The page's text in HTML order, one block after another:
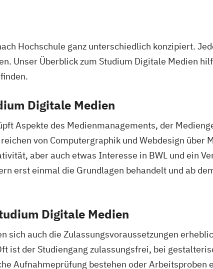
Hochschule ganz unterschiedlich konzipiert.
Unser Überblick zum Studium Digitale Medien
Digitale Medien
Aspekte des Medienmanagements, der
von Computergraphik und Webdesign über
aber auch etwas Interesse in BWL und ein
erst einmal die Grundlagen behandelt und ab
Digitale Medien
sich auch die Zulassungsvoraussetzungen
ist der Studiengang zulassungsfrei, bei
Aufnahmeprüfung bestehen oder Arbeitsproben